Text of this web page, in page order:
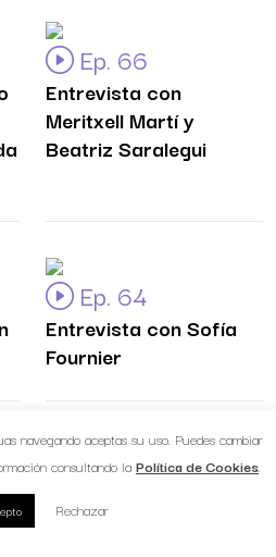
Ep. 66
Entrevista con
Meritxell Martí y
Beatriz Saralegui
Ep. 64
Entrevista con Sofía
Fournier
Ep. 62
Entrevista con Marta
navegando aceptas su uso. Puedes cambiar
consultando la Política de Cookies.
Rechazar